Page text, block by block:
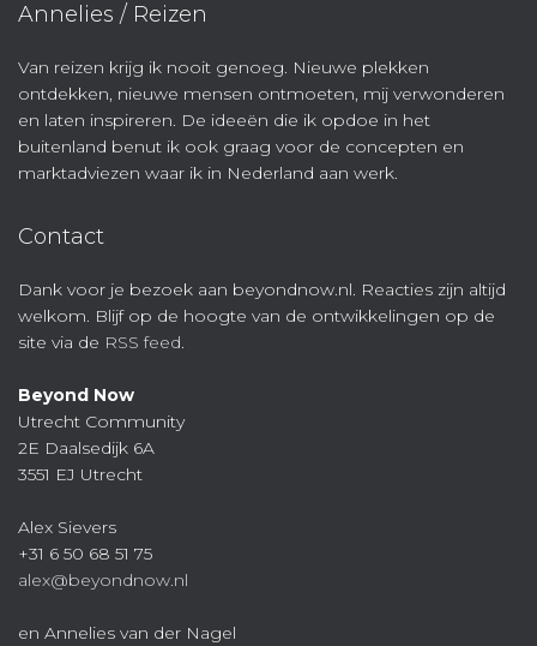
Annelies / Reizen
Van reizen krijg ik nooit genoeg. Nieuwe plekken
ontdekken, nieuwe mensen ontmoeten, mij verwonderen
en laten inspireren. De ideeën die ik opdoe in het
buitenland benut ik ook graag voor de concepten en
marktadviezen waar ik in Nederland aan werk.
Contact
Dank voor je bezoek aan beyondnow.nl. Reacties zijn altijd
welkom. Blijf op de hoogte van de ontwikkelingen op de
site via de RSS feed.
Beyond Now
Utrecht Community
2E Daalsedijk 6A
3551 EJ Utrecht
Alex Sievers
+31 6 50 68 51 75
alex@beyondnow.nl
en Annelies van der Nagel